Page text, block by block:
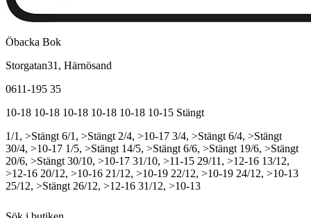
Öbacka Bok
Storgatan31, Härnösand
0611-195 35
10-18 10-18 10-18 10-18 10-18 10-15 Stängt
1/1, >Stängt 6/1, >Stängt 2/4, >10-17 3/4, >Stängt 6/4, >Stängt
30/4, >10-17 1/5, >Stängt 14/5, >Stängt 6/6, >Stängt 19/6, >Stängt
20/6, >Stängt 30/10, >10-17 31/10, >11-15 29/11, >12-16 13/12,
>12-16 20/12, >10-16 21/12, >10-19 22/12, >10-19 24/12, >10-13
25/12, >Stängt 26/12, >12-16 31/12, >10-13